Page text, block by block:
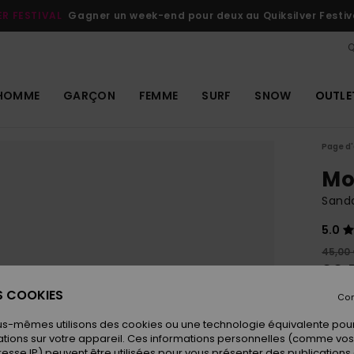
FESTIVAL Gagner un week-end pour deux au Quiksilver
GARÇON FEMME SURF SNOW
Page
5.0
45,00
COOKIES
mêmes utilisons des cookies ou une technologie équivalente
sur votre appareil. Ces informations personnelles (comme